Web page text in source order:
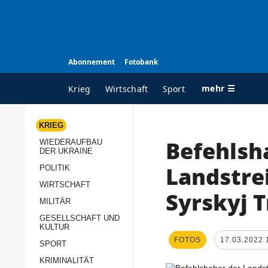
Abonnement Fotobank
Krieg Wirtschaft Sport mehr ☰
ALLE RUBRIKEN
Wiederaufbau der
Politik
Militär
KRIEG
WIEDERAUFBAU
DER UKRAINE
POLITIK
WIRTSCHAFT
MILITÄR
GESELLSCHAFT UND
KULTUR
SPORT
KRIMINALITÄT
Syrskyj
FOTOS 17.03.2022